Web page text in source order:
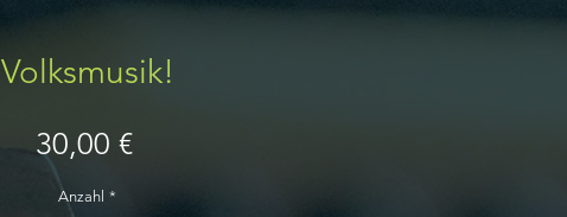
Volksmusik!
30,00 €Preis
Anzahl *